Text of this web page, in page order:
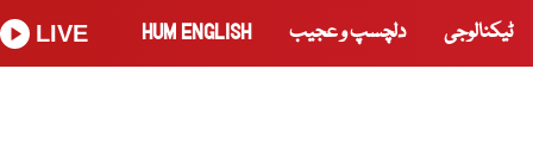
ٹیکنالوجی دلچسپ و عجیب HUM ENGLISH
LIVE